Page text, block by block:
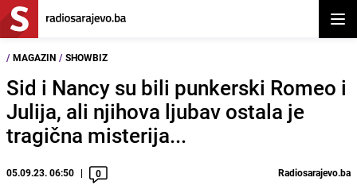
/ MAGAZIN / SHOWBIZ
Sid i Nancy su bili punkerski Romeo i
Julija, ali njihova ljubav ostala je
tragična misterija...
05.09.23. 06:50 0 Radiosarajevo.ba